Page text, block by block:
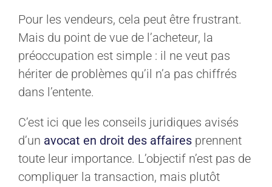
Pour les vendeurs, cela peut être frustrant.
Mais du point de vue de l’acheteur, la
préoccupation est simple : il ne veut pas
hériter de problèmes qu’il n’a pas chiffrés
dans l’entente.
C’est ici que les conseils juridiques avisés
d’un avocat en droit des affaires prennent
toute leur importance. L’objectif n’est pas de
compliquer la transaction, mais plutôt